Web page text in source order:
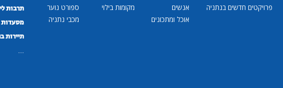
פרויקטים חדשים בנתניה
אנשים
אוכל ומתכונים
מקומות בילוי
ספורט נוער
מכבי נתניה
תרבות
מסעדות
תיירות